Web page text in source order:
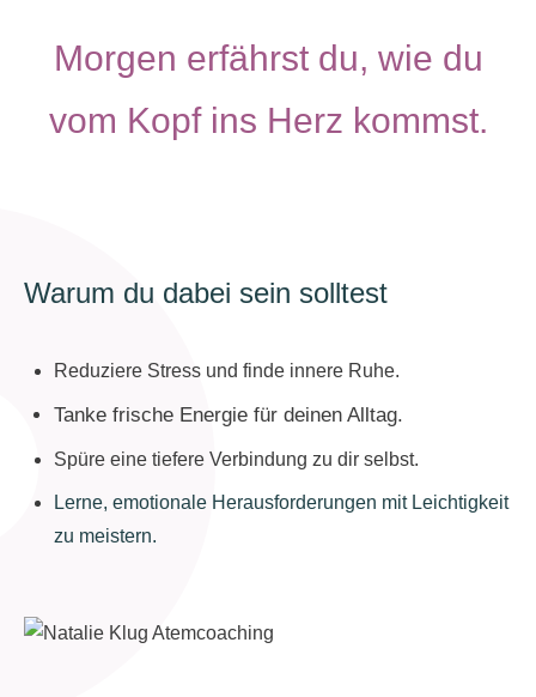
Morgen erfährst du, wie du
vom Kopf ins Herz kommst.
Warum du dabei sein solltest
Reduziere Stress und finde innere Ruhe.
Tanke frische Energie für deinen Alltag.
Spüre eine tiefere Verbindung zu dir selbst.
Lerne, emotionale Herausforderungen mit Leichtigkeit
zu meistern.